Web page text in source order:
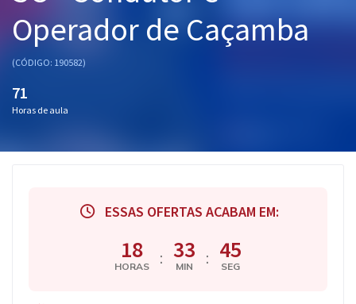
Graduação
OAB
Mentorias
Operador de Caçamba
(CÓDIGO: 190582)
71
Horas de aula
ESSAS OFERTAS ACABAM EM:
18
HORAS : 33
MIN : 44
SEG